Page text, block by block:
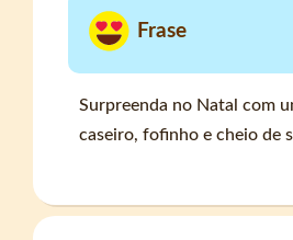
Frase
Surpreenda no Natal com
caseiro, fofinho e cheio de